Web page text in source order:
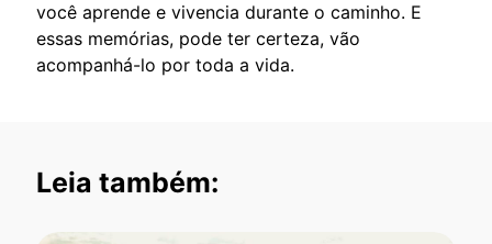
você aprende e vivencia durante o caminho. E
essas memórias, pode ter certeza, vão
acompanhá-lo por toda a vida.
Leia também: